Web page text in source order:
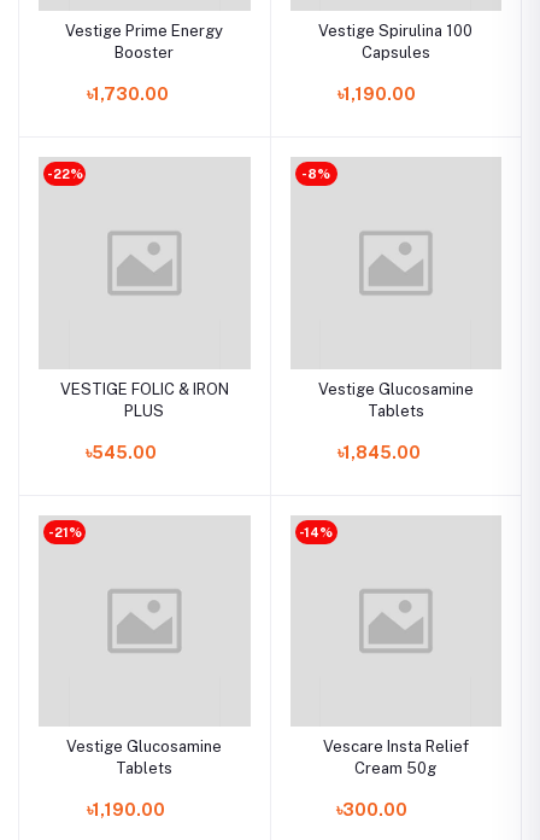
Vestige Prime Energy
Booster
৳1,730.00
Vestige Spirulina 100
Capsules
৳1,190.00
-22%
VESTIGE FOLIC & IRON
PLUS
৳545.00
-8%
Vestige Glucosamine
Tablets
৳1,845.00
-21%
Vestige Glucosamine
Tablets
৳1,190.00
-14%
Vescare Insta Relief
Cream 50g
৳300.00